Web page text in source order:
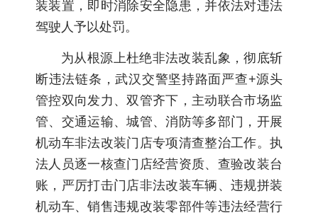
装装置，即时消除安全隐患，并依法对违法
驾驶人予以处罚。
为从根源上杜绝非法改装乱象，彻底斩
断违法链条，武汉交警坚持路面严查+源头
管控双向发力、双管齐下，主动联合市场监
管、交通运输、城管、消防等多部门，开展
机动车非法改装门店专项清查整治工作。执
法人员逐一核查门店经营资质、查验改装台
账，严厉打击门店非法改装车辆、违规拼装
机动车、销售违规改装零部件等违法经营行